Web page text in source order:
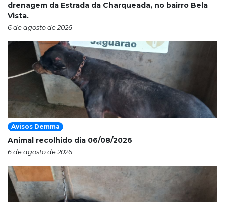
drenagem da Estrada da Charqueada, no bairro Bela
Vista.
6 de agosto de 2026
Avisos Demma
Animal recolhido dia 06/08/2026
6 de agosto de 2026